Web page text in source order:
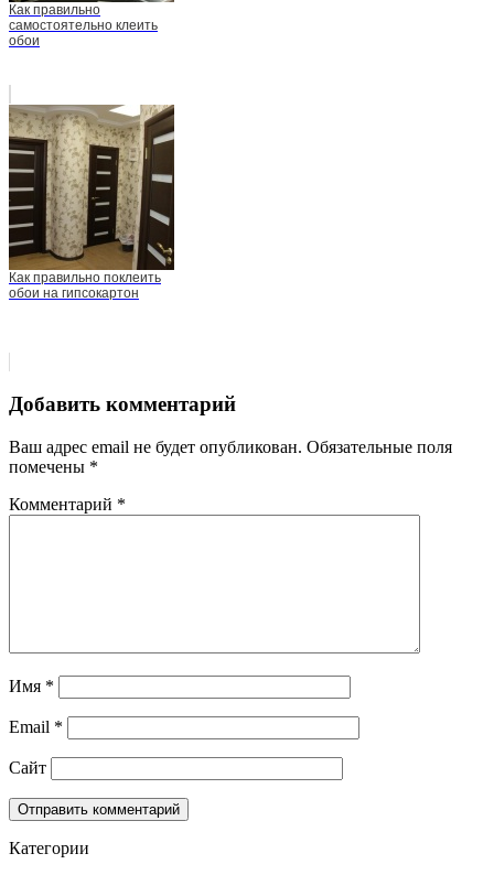
Как правильно
самостоятельно клеить
обои
Как правильно поклеить
обои на гипсокартон
Добавить комментарий
Ваш адрес email не будет опубликован. Обязательные поля
помечены *
Комментарий *
Имя *
Email *
Сайт
Категории